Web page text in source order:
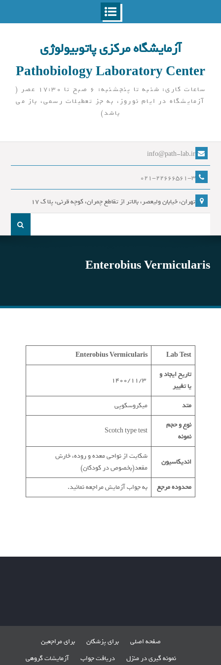
آزمایشگاه مرکزی پاتوبیولوژی
Pathobiology Laboratory Center
ساعات کاری: شنبه تا پنجشنبه: 6 صبح تا 17:30 عصر (
آزمایشگاه در ایام نوروز، به جز تعطیلات رسمی، باز می
باشد)
info@path-lab.ir
021-22666561-3
تهران، خیابان ولیعصر، بالاتر از تقاطع چمران، کوچه قرنی، پلا ک 17
جست
Enterobius Vermicularis
Lab Test
Enterobius Vermicularis
تاریخ ایجاد و
یا تغییر
متد
میکروسکوپی
نوع و حجم
نمونه
Scotch type test
اندیکاسیون
شکایت از نواحی معده و روده، خارش
مقعد(بخصوص در کودکان)
محدوده مرجع
به جواب آزمایش مراجعه نمائید.
صفحه اصلی برای پزشکان
برای مراجعین
نمونه گیری در منزل
دریافت جواب آزمایشات گروهی